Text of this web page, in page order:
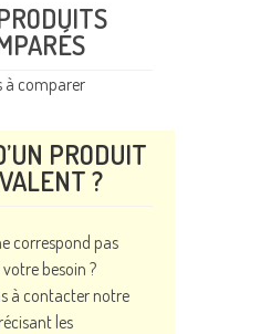
à comparer
PRODUIT
?
correspond pas
besoin ?
à contacter notre
les